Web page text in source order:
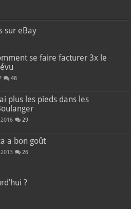
sur eBay
se faire facturer 3x le
48
plus les pieds dans les
29
a bon goût
26
?